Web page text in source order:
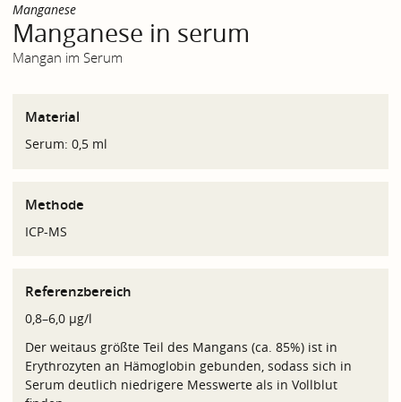
Manganese
Manganese in serum
Mangan im Serum
Material
Serum: 0,5 ml
Methode
ICP-MS
Referenzbereich
0,8–6,0 µg/l
Der weitaus größte Teil des Mangans (ca. 85%) ist in
Erythrozyten an Hämoglobin gebunden, sodass sich in
Serum deutlich niedrigere Messwerte als in Vollblut